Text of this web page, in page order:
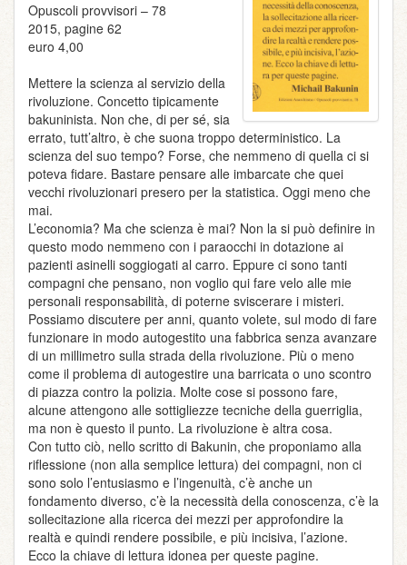
Opuscoli provvisori – 78
2015, pagine 62
euro 4,00
Mettere la scienza al servizio della
rivoluzione. Concetto tipicamente
bakuninista. Non che, di per sé, sia
errato, tutt’altro, è che suona troppo deterministico. La
scienza del suo tempo? Forse, che nemmeno di quella ci si
poteva fidare. Bastare pensare alle imbarcate che quei
vecchi rivoluzionari presero per la statistica. Oggi meno che
mai.
L’economia? Ma che scienza è mai? Non la si può definire in
questo modo nemmeno con i paraocchi in dotazione ai
pazienti asinelli soggiogati al carro. Eppure ci sono tanti
compagni che pensano, non voglio qui fare velo alle mie
personali responsabilità, di poterne sviscerare i misteri.
Possiamo discutere per anni, quanto volete, sul modo di fare
funzionare in modo autogestito una fabbrica senza avanzare
di un millimetro sulla strada della rivoluzione. Più o meno
come il problema di autogestire una barricata o uno scontro
di piazza contro la polizia. Molte cose si possono fare,
alcune attengono alle sottigliezze tecniche della guerriglia,
ma non è questo il punto. La rivoluzione è altra cosa.
Con tutto ciò, nello scritto di Bakunin, che proponiamo alla
riflessione (non alla semplice lettura) dei compagni, non ci
sono solo l’entusiasmo e l’ingenuità, c’è anche un
fondamento diverso, c’è la necessità della conoscenza, c’è la
sollecitazione alla ricerca dei mezzi per approfondire la
realtà e quindi rendere possibile, e più incisiva, l’azione.
Ecco la chiave di lettura idonea per queste pagine.